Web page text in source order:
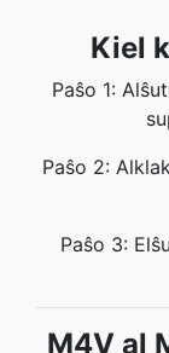
Kiel
Paŝo 1:
Paŝo 2:
Paŝo 3:
M4V al